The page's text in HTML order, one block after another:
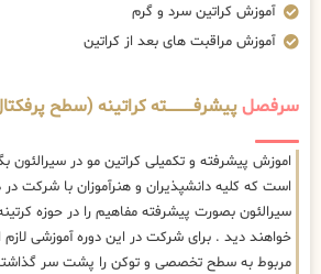
آموزش کراتین سرد و گرم
آموزش مراقبت های بعد از کراتین
سرفصلپیشرفــــــــــــته کراتینه (سطح
اموزش پیشرفته و تکمیلی کراتین مو در سیرالئون
است که کلیه دانشپذیران و هنرآموزان با شرکت در
سیرالئون بصورت پیشرفته مفاهیم را در حوزه
خواهند دید . برای شرکت در این دوره آموزشی